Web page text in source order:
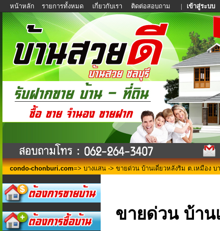
หน้าหลัก รายการทั้งหมด เกี่ยวกับเรา ติดต่อสอบถาม | เข้าสู่ระบบ
condo-chonburi.com=> บางแสน -> ขายด่วน บ้านเดี่ยวหลังริม ต.เหมือง บ
ขายด่วน บ้าน